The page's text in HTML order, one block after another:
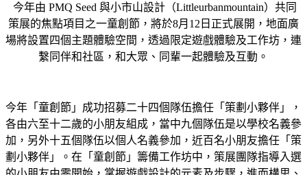
今年由 PMQ Seed 與小市山設計（Littleurbanmountain）共同
策展的焦點項目之一童創節，將於8月12日正式展開，地面廣
場將設置四個主題體驗空間，透過限定遊戲體驗及工作坊，連
繫同伴和社區，和大眾、同輩一起體驗及互動。
今年「童創節」成功招募二十四個隊伍擔任「策劃小夥伴」，
各由六至十二歲的小朋友組成，當中九個隊伍是以學校名義參
加，另外十五個隊伍以個人名義參加，近百名小朋友擔任「策
劃小夥伴」。在「童創節」籌備工作坊中，策展團隊指導入選